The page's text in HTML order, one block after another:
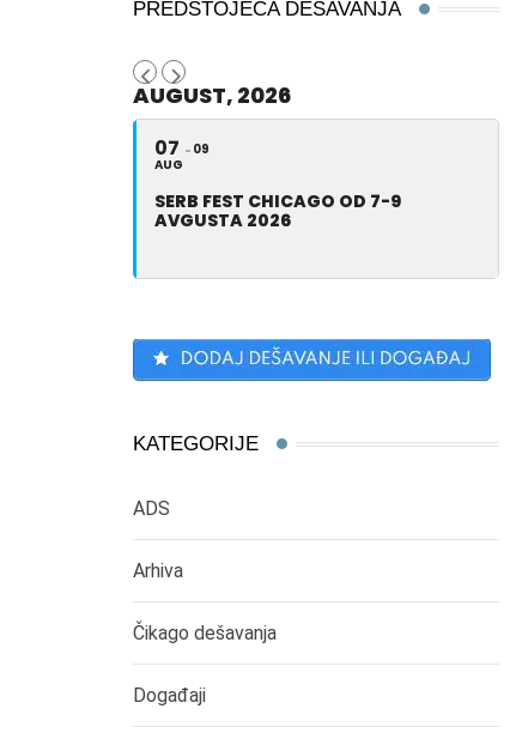
PREDSTOJEĆA DEŠAVANJA
AUGUST, 2026
07
AUG
09
SERB FEST CHICAGO OD 7-9
AVGUSTA 2026
KATEGORIJE
ADS
Arhiva
Čikago dešavanja
Događaji